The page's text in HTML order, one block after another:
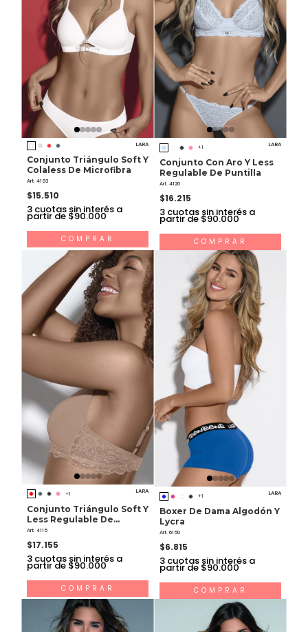
LARA
Conjunto Triángulo Soft Y
Colaless De Microfibra
Art. 4193
$15.510
3 cuotas sin interés a
partir de $90.000
COMPRAR
+1 LARA
Conjunto Con Aro Y Less
Regulable De Puntilla
Art. 4120
$16.215
3 cuotas sin interés a
partir de $90.000
COMPRAR
+1 LARA
Conjunto Triángulo Soft Y
Less Regulable De
Microfibra Y Puntilla
Art. 4115
$17.155
3 cuotas sin interés a
partir de $90.000
COMPRAR
+1 LARA
Boxer De Dama Algodón Y
Lycra
Art. 6150
$6.815
3 cuotas sin interés a
partir de $90.000
COMPRAR